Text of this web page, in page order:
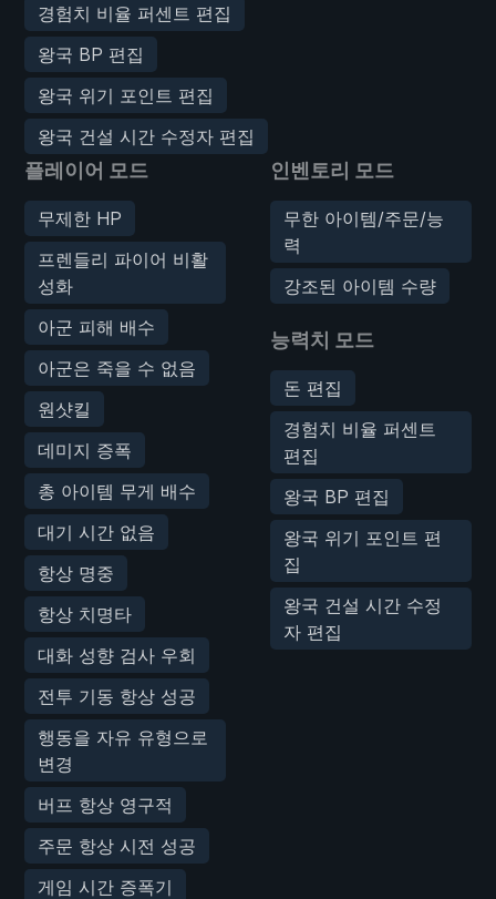
경험치 비율 퍼센트 편집
왕국 BP 편집
왕국 위기 포인트 편집
왕국 건설 시간 수정자 편집
플레이어 모드
무제한 HP
프렌들리 파이어 비활
성화
아군 피해 배수
아군은 죽을 수 없음
원샷킬
데미지 증폭
총 아이템 무게 배수
대기 시간 없음
항상 명중
항상 치명타
대화 성향 검사 우회
전투 기동 항상 성공
행동을 자유 유형으로
변경
버프 항상 영구적
주문 항상 시전 성공
게임 시간 증폭기
인벤토리 모드
무한 아이템/주문/능
력
강조된 아이템 수량
능력치 모드
돈 편집
경험치 비율 퍼센트
편집
왕국 BP 편집
왕국 위기 포인트 편
집
왕국 건설 시간 수정
자 편집